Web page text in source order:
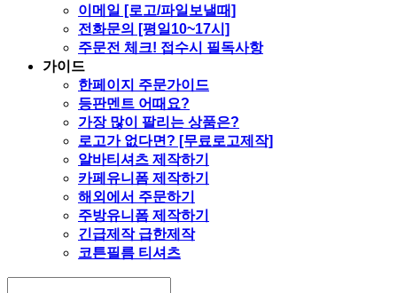
이메일 [로고/파일보낼때]
전화문의 [평일10~17시]
주문전 체크! 접수시 필독사항
가이드
한페이지 주문가이드
등판멘트 어때요?
가장 많이 팔리는 상품은?
로고가 없다면? [무료로고제작]
알바티셔츠 제작하기
카페유니폼 제작하기
해외에서 주문하기
주방유니폼 제작하기
긴급제작 급한제작
코튼필름 티셔츠